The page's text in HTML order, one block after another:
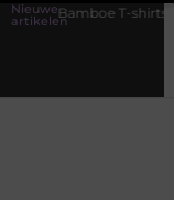
Nieuwe
artikelenvoor heren die koel